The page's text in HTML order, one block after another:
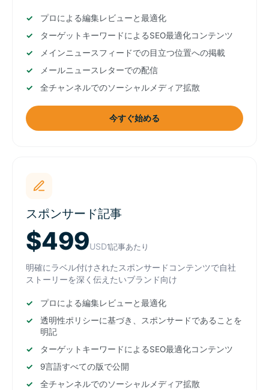
プロによる編集レビューと最適化
ターゲットキーワードによるSEO最適化コンテンツ
メインニュースフィードでの目立つ位置への掲載
メールニュースレターでの配信
全チャンネルでのソーシャルメディア拡散
今すぐ始める
スポンサード記事
$499USD1記事あたり
明確にラベル付けされたスポンサードコンテンツで自社
ストーリーを深く伝えたいブランド向け
プロによる編集レビューと最適化
透明性ポリシーに基づき、スポンサードであることを
明記
ターゲットキーワードによるSEO最適化コンテンツ
9言語すべての版で公開
全チャンネルでのソーシャルメディア拡散